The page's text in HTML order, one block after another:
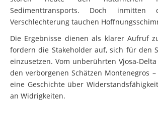
Sedimenttransports. Doch inmitten
Verschlechterung tauchen
Die Ergebnisse dienen als klarer Aufruf
fordern die Stakeholder auf, sich für den
einzusetzen. Vom unberührten Vjosa-
den verborgenen Schätzen Montenegros
eine Geschichte über
an Widrigkeiten.